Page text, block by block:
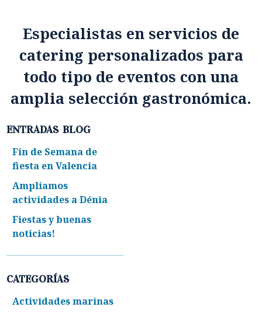
Especialistas en servicios de
catering personalizados para
todo tipo de eventos con una
amplia selección gastronómica.
ENTRADAS BLOG
Fin de Semana de
fiesta en Valencia
Ampliamos
actividades a Dénia
Fiestas y buenas
noticias!
CATEGORÍAS
Actividades marinas